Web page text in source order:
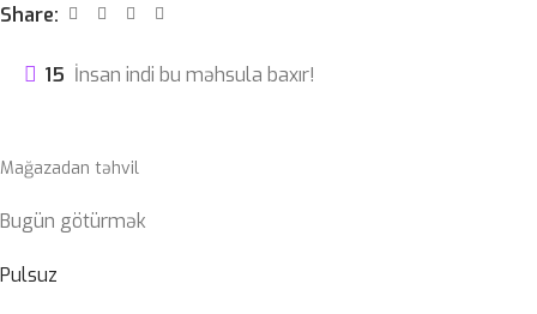
Share:
15 İnsan indi bu məhsula baxır!
Mağazadan təhvil
Bugün götürmək
Pulsuz